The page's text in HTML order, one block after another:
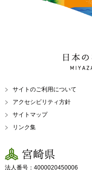
日本の
サイトのご利用について
アクセシビリティ方針
サイトマップ
リンク集
宮崎県
法人番号：4000020450006